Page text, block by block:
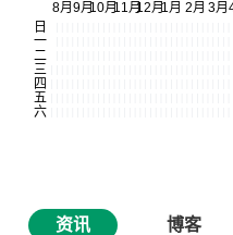
资讯 博客